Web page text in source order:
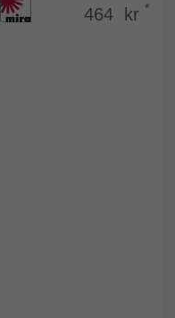
464 kr *